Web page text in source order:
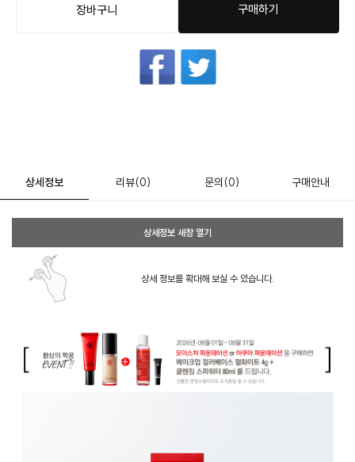
장바구니 구매하기
상세정보 리뷰(0) 문의 (0) 구매안내
상세정보 새창 열기
상세 정보를 확대해 보실 수 있습니다.